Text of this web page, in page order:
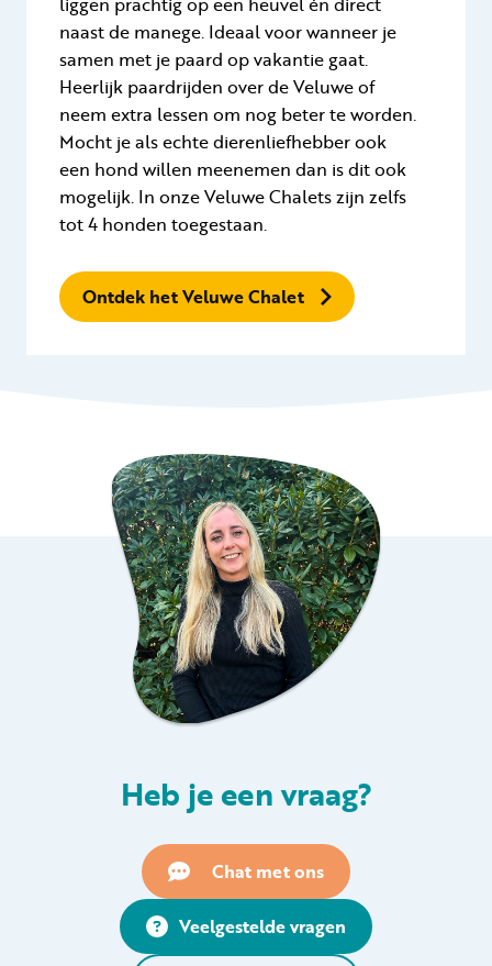
naast de manege. Ideaal voor wanneer je
samen met je paard op vakantie gaat.
Heerlijk paardrijden over de Veluwe of
neem extra lessen om nog beter te worden.
Mocht je als echte dierenliefhebber ook
een hond willen meenemen dan is dit ook
mogelijk. In onze Veluwe Chalets zijn zelfs
tot 4 honden toegestaan.
Ontdek het Veluwe Chalet
Heb je een vraag?
Chat met ons
Veelgestelde vragen